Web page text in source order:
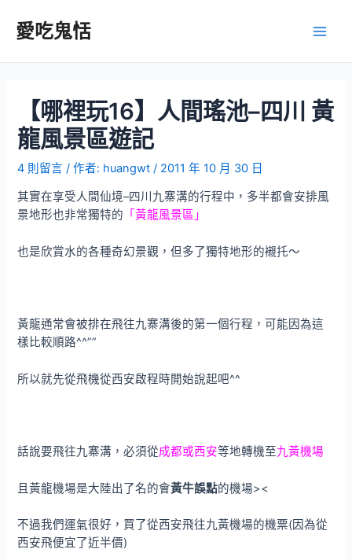
愛吃鬼恬
【哪裡玩16】人間瑤池–四川 黃
龍風景區遊記
4 則留言 / 作者: huangwt/ 2011 年 10 月 30 日
其實在享受人間仙境–四川九寨溝的行程中，多半都會安排風
景地形也非常獨特的 「黃龍風景區」
也是欣賞水的各種奇幻景觀，但多了獨特地形的襯托～
黃龍通常會被排在飛往九寨溝後的第一個行程，可能因為這
樣比較順路^^””
所以就先從飛機從西安啟程時開始說起吧^^
話說要飛往九寨溝，必須從成都或西安等地轉機至九黃機場
且黃龍機場是大陸出了名的會黃牛誤點的機場><
不過我們運氣很好，買了從西安飛往九黃機場的機票(因為從
西安飛便宜了近半價)